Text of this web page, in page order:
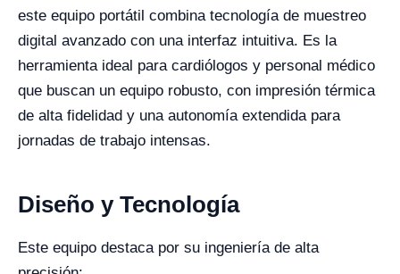
este equipo portátil combina tecnología de muestreo
digital avanzado con una interfaz intuitiva. Es la
herramienta ideal para cardiólogos y personal médico
que buscan un equipo robusto, con impresión térmica
de alta fidelidad y una autonomía extendida para
jornadas de trabajo intensas.
Diseño y Tecnología
Este equipo destaca por su ingeniería de alta